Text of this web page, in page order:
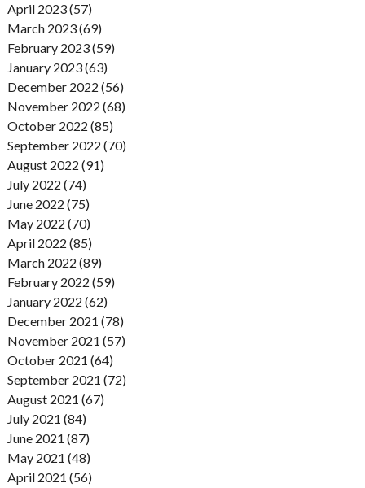
April 2023 (57)
March 2023 (69)
February 2023 (59)
January 2023 (63)
December 2022 (56)
November 2022 (68)
October 2022 (85)
September 2022 (70)
August 2022 (91)
July 2022 (74)
June 2022 (75)
May 2022 (70)
April 2022 (85)
March 2022 (89)
February 2022 (59)
January 2022 (62)
December 2021 (78)
November 2021 (57)
October 2021 (64)
September 2021 (72)
August 2021 (67)
July 2021 (84)
June 2021 (87)
May 2021 (48)
April 2021 (56)